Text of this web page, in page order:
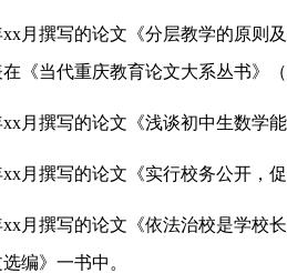
xx月撰写的论文《分层教学的原则
《当代重庆教育论文大系丛书》
xx月撰写的论文《浅谈初中生数学
xx月撰写的论文《实行校务公开，
xx月撰写的论文《依法治校是学校
编》一书中。